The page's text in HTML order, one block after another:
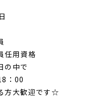
資格
中で
00
歓迎です☆